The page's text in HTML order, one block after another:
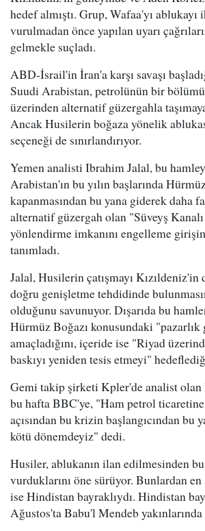
hedef almıştı. Grup, Wafaa'yı
vurulmadan önce yapılan uyarı
gelmekle suçladı.
ABD-İsrail'in İran'a karşı savaşı
Suudi Arabistan, petrolünün bir
üzerinden alternatif güzergahla
Ancak Husilerin boğaza yönelik
seçeneği de sınırlandırıyor.
Yemen analisti Ibrahim Jalal, bu
Arabistan'ın bu yılın başlarında
kapanmasından bu yana giderek daha
alternatif güzergah olan "Süveyş
yönlendirme imkanını engelleme
tanımladı.
Jalal, Husilerin çatışmayı Kızıldeniz'in
doğru genişletme tehdidinde
olduğunu savunuyor. Dışarıda bu
Hürmüz Boğazı konusundaki "pazarlık
amaçladığını, içeride ise "Riyad
baskıyı yeniden tesis etmeyi"
Gemi takip şirketi Kpler'de analist
bu hafta BBC'ye, "Ham petrol
açısından bu krizin başlangıcından bu
kötü dönemdeyiz" dedi.
Husiler, ablukanın ilan edilmesinden
vurduklarını öne sürüyor. Bunlardan
ise Hindistan bayraklıydı. Hindistan
Ağustos'ta Babu'l Mendeb yakınlarında